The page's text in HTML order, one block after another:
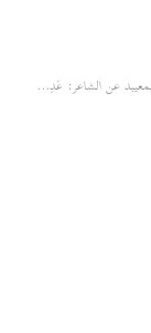
عن الشاعر: عَدِ…